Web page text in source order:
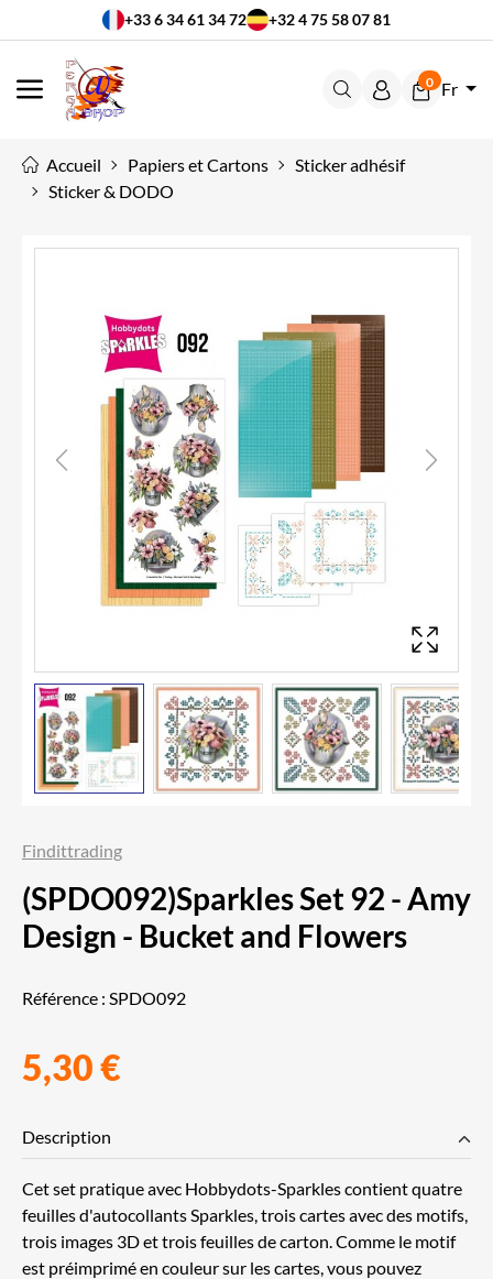
+33 6 34 61 34 72 +32 4 75 58 07 81
MENU
0 Fr
Accueil Papiers et Cartons
Sticker adhésif
Sticker & DODO
Previous Next
Findittrading
(SPDO092)Sparkles Set 92 - Amy
Design - Bucket and Flowers
Référence : SPDO092
5,30 €
Description
Cet set pratique avec Hobbydots-Sparkles contient quatre
feuilles d'autocollants Sparkles, trois cartes avec des motifs,
trois images 3D et trois feuilles de carton. Comme le motif
est préimprimé en couleur sur les cartes, vous pouvez